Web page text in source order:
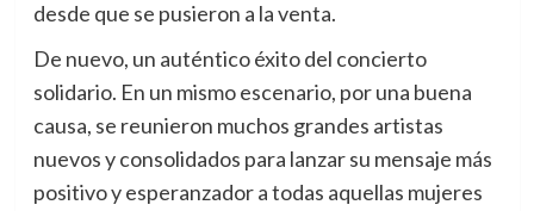
desde que se pusieron a la venta.
De nuevo, un auténtico éxito del concierto
solidario. En un mismo escenario, por una buena
causa, se reunieron muchos grandes artistas
nuevos y consolidados para lanzar su mensaje más
positivo y esperanzador a todas aquellas mujeres